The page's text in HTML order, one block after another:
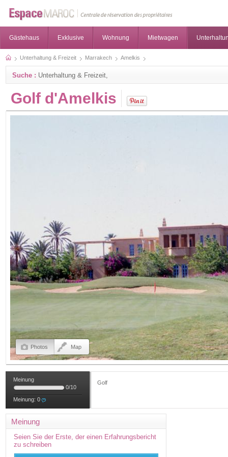
Gästehaus Exklusive Wohnung Mietwagen
Unterhaltung & Freizeit Marrakech Amelkis
Suche : Unterhaltung & Freizeit,
Golf d'Amelkis
Photos Map
Meinung
0/10
Meinung: 0
Golf
Meinung
Seien Sie der Erste, der einen Erfahrungsbericht
zu schreiben